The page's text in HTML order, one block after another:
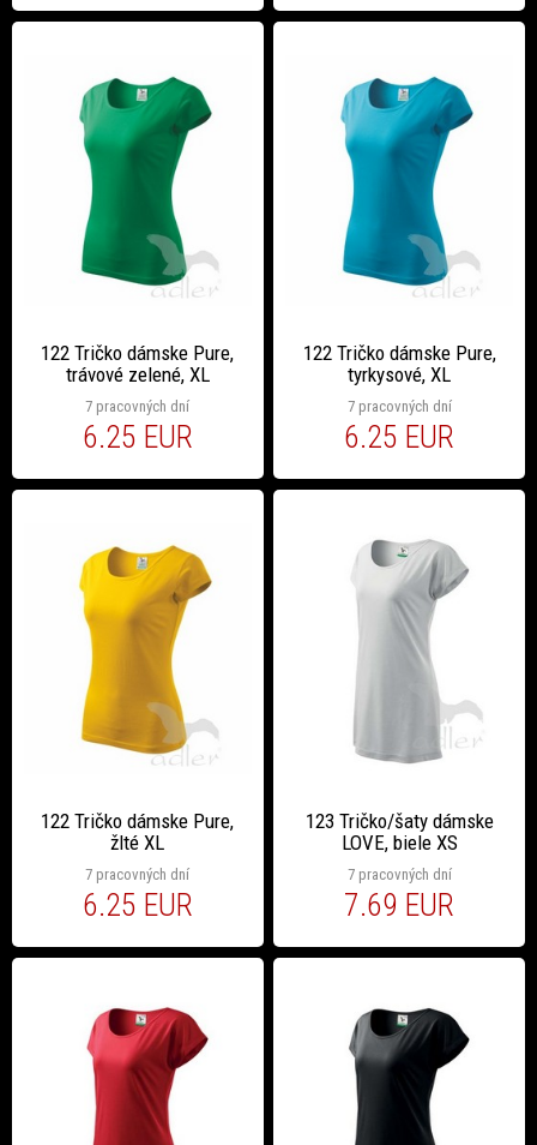
122 Tričko dámske Pure,
trávové zelené, XL
7 pracovných dní
6.25 EUR
122 Tričko dámske Pure,
tyrkysové, XL
7 pracovných dní
6.25 EUR
122 Tričko dámske Pure,
žlté XL
7 pracovných dní
6.25 EUR
123 Tričko/šaty dámske
LOVE, biele XS
7 pracovných dní
7.69 EUR